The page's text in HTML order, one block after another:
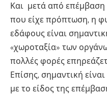
Και μετά από
που είχε πρόπτωση, η
εδάφους είναι
«χωροταξία» των
πολλές φορές
Επίσης, σημαντική
με το είδος της